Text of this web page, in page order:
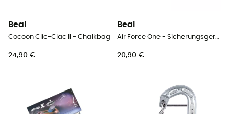
Beal
Cocoon Clic-Clac II - Chalkbag
24,90 €
Beal
Air Force One - Sicherungsgerät
20,90 €